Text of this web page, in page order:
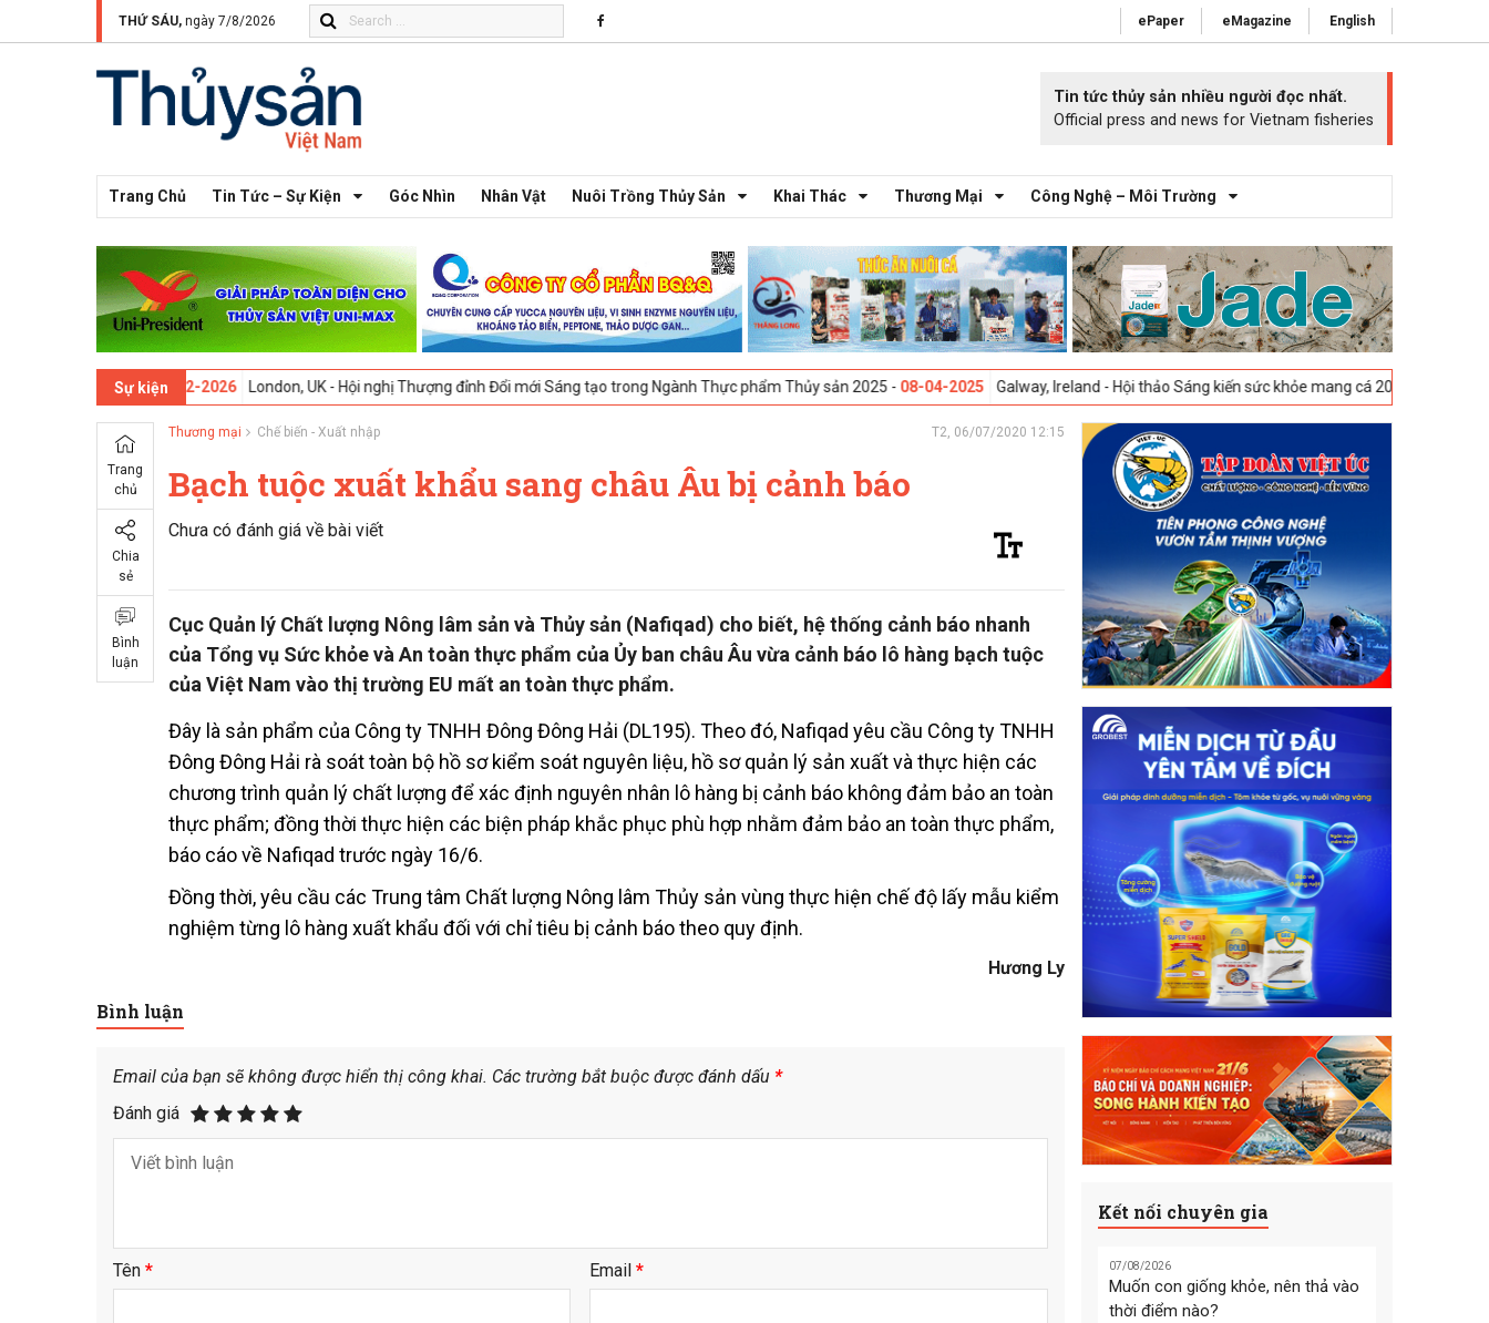
THỨ SÁU, ngày 7/8/2026 ePaper eMagazine English
Tin tức thủy sản nhiều người đọc nhất.
Official press and news for Vietnam fisheries
Trang Chủ Tin Tức – Sự Kiện Góc Nhìn Nhân Vật Nuôi Trồng Thủy Sản Khai Thác Thương Mại Công Nghệ – Môi Trường
Sự kiện
09-02-2026 London, UK - Hội nghị Thượng đỉnh Đổi mới Sáng tạo trong Ngành Thực phẩm Thủy sản 2025 -08-04-2025 Galway, Ireland - Hội thảo Sáng kiến sức khỏe mang cá 2025 -23-04-2025
Trang
chủ
Chia
sẻ
Bình
luận
Thương mại Chế biến - Xuất nhập T2, 06/07/2020 12:15
Bạch tuộc xuất khẩu sang châu Âu bị cảnh báo
Chưa có đánh giá về bài viết
Cục Quản lý Chất lượng Nông lâm sản và Thủy sản (Nafiqad) cho biết, hệ thống cảnh báo nhanh
của Tổng vụ Sức khỏe và An toàn thực phẩm của Ủy ban châu Âu vừa cảnh báo lô hàng bạch tuộc
của Việt Nam vào thị trường EU mất an toàn thực phẩm.
Đây là sản phẩm của Công ty TNHH Đông Đông Hải (DL195). Theo đó, Nafiqad yêu cầu Công ty TNHH
Đông Đông Hải rà soát toàn bộ hồ sơ kiểm soát nguyên liệu, hồ sơ quản lý sản xuất và thực hiện các
chương trình quản lý chất lượng để xác định nguyên nhân lô hàng bị cảnh báo không đảm bảo an toàn
thực phẩm; đồng thời thực hiện các biện pháp khắc phục phù hợp nhằm đảm bảo an toàn thực phẩm,
báo cáo về Nafiqad trước ngày 16/6.
Đồng thời, yêu cầu các Trung tâm Chất lượng Nông lâm Thủy sản vùng thực hiện chế độ lấy mẫu kiểm
nghiệm từng lô hàng xuất khẩu đối với chỉ tiêu bị cảnh báo theo quy định.
Hương Ly
Bình luận
Email của bạn sẽ không được hiển thị công khai. Các trường bắt buộc được đánh dấu *
Đánh giá
Tên * Email*
Kết nối chuyên gia
07/08/2026
Muốn con giống khỏe, nên thả vào
thời điểm nào?